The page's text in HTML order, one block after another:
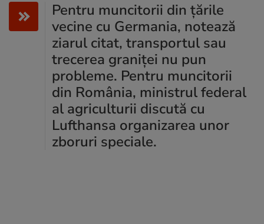
Pentru muncitorii din ţările
vecine cu Germania, notează
ziarul citat, transportul sau
trecerea graniţei nu pun
probleme. Pentru muncitorii
din România, ministrul federal
al agriculturii discută cu
Lufthansa organizarea unor
zboruri speciale.